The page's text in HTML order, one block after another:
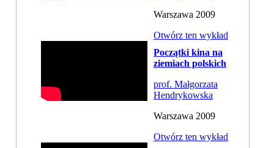
Warszawa 2009
Otwórz ten wykład
Początki kina na
ziemiach polskich
prof. Małgorzata
Hendrykowska
Warszawa 2009
Otwórz ten wykład